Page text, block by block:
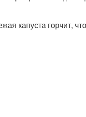
капуста горчит,